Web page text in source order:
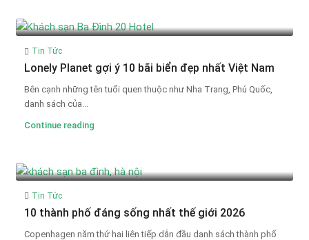
Tin Tức
Lonely Planet gợi ý 10 bãi biển đẹp nhất Việt Nam
Bên cạnh những tên tuổi quen thuộc như Nha Trang, Phú Quốc,
danh sách của...
Continue reading
Tin Tức
10 thành phố đáng sống nhất thế giới 2026
Copenhagen năm thứ hai liên tiếp dẫn đầu danh sách thành phố